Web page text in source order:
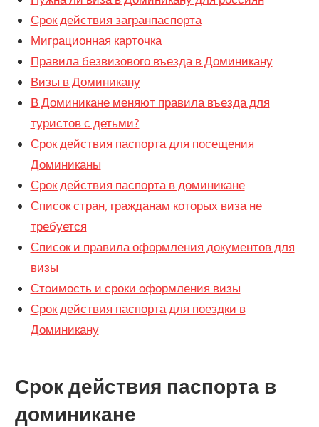
Срок действия загранпаспорта
Миграционная карточка
Правила безвизового въезда в Доминикану
Визы в Доминикану
В Доминикане меняют правила въезда для
туристов с детьми?
Срок действия паспорта для посещения
Доминиканы
Срок действия паспорта в доминикане
Список стран, гражданам которых виза не
требуется
Список и правила оформления документов для
визы
Стоимость и сроки оформления визы
Срок действия паспорта для поездки в
Доминикану
Срок действия паспорта в
доминикане